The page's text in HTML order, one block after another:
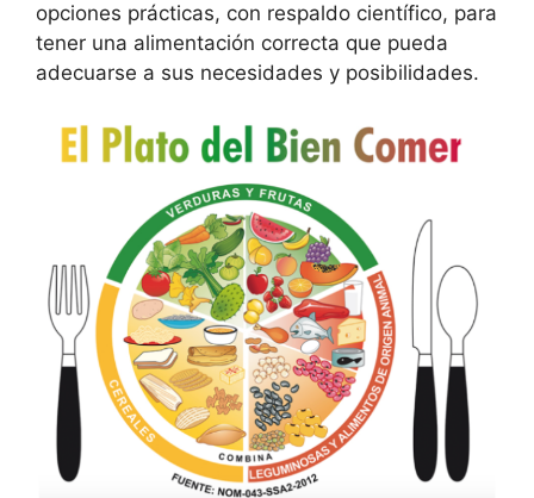
opciones prácticas, con respaldo científico, para
tener una alimentación correcta que pueda
adecuarse a sus necesidades y posibilidades.